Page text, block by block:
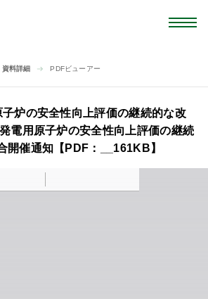
資料詳細 PDFビューアー
炉の安全性向上評価の継続的な改
電用原子炉の安全性向上評価の継続
開催通知【PDF：__161KB】